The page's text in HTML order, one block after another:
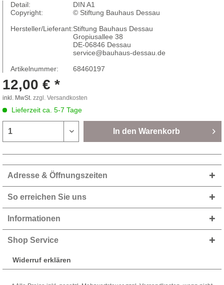
Detail:
DIN A1
Copyright:
© Stiftung Bauhaus Dessau
Hersteller/Lieferant:Stiftung Bauhaus Dessau
Gropiusallee 38
DE-06846 Dessau
service@bauhaus-dessau.de
Artikelnummer:
68460197
12,00 € *
inkl. MwSt. zzgl. Versandkosten
Lieferzeit ca. 5-7 Tage
In den Warenkorb
Adresse & Öffnungszeiten
So erreichen Sie uns
Informationen
Shop Service
Widerruf erklären